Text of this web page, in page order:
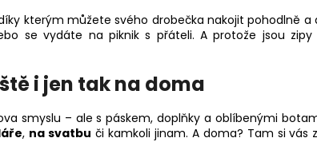
kterým můžete svého drobečka nakojit pohodlně a
se vydáte na piknik s přáteli. A protože jsou
i jen tak na doma
smyslu – ale s páskem, doplňky a oblíbenými
, na svatbu či kamkoli jinam. A doma? Tam si vás